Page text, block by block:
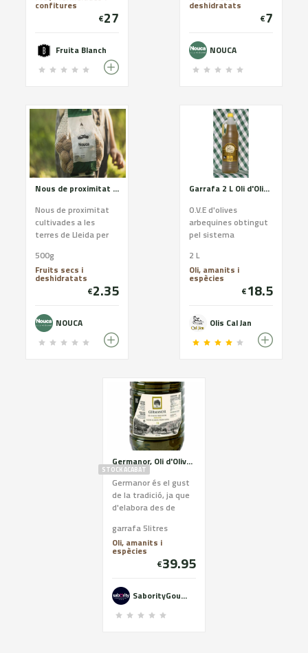
ens agrada fer el
gamberro! Per això us
selecció de
#melmelades amb
sabors més exòtics :
de vermouth , de
cava, i vi negre
confitures
€27
Fruita Blanch
deshidratats
€7
NOUCA
Nous de proximitat en malla de 500g
Nous de proximitat
cultivades a les
terres de Lleida per
segueix amb la
tradició familiar.
500g
Fruits secs i
deshidratats
€2.35
NOUCA
Garrafa 2 L Oli d'Oliva Verge Extra
O.V.E d'olives
arbequines obtingut
pel sistema
pedra, primera
pressió en fred i
decantació natural.
2 L
Oli, amanits i
espècies
€18.5
Olis Cal Jan
STOCK ACABAT
Germanor, Oli d'Oliva Verge Extra d'Arbequina, garrafa de 5litres
Germanor és el gust
de la tradició, ja que
d'elabora des de
la popular marca. Suc
d'oliva 100%
arbequina conreada
durant generacions
cooperativa. Un oli
d'oliva Arbequina,
element bàsic de la
garrafa 5litres
Oli, amanits i
espècies
€39.95
SaborityGourmet